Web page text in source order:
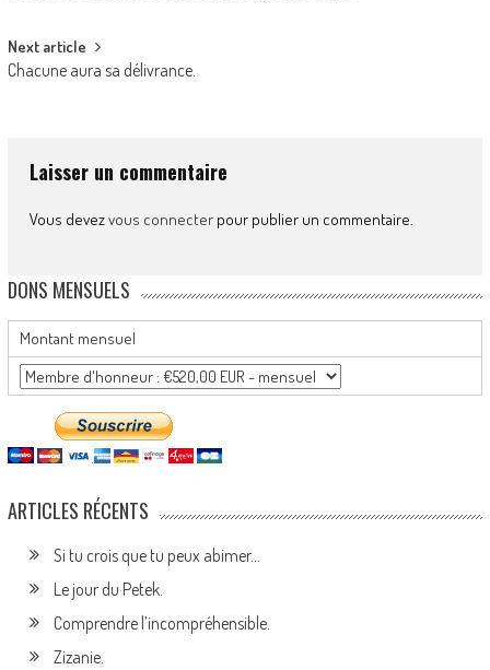
Next article
Chacune aura sa délivrance.
Laisser un commentaire
Vous devezvous connecterpour publier un commentaire.
DONS MENSUELS
Montant mensuel
ARTICLES RÉCENTS
Si tu crois que tu peux abimer…
Le jour du Petek.
Comprendre l’incompréhensible.
Zizanie.